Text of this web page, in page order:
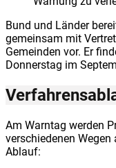
Bund und Länder
gemeinsam mit
Gemeinden vor. Er
Donnerstag im
Am Warntag werden
verschiedenen
Ablauf: